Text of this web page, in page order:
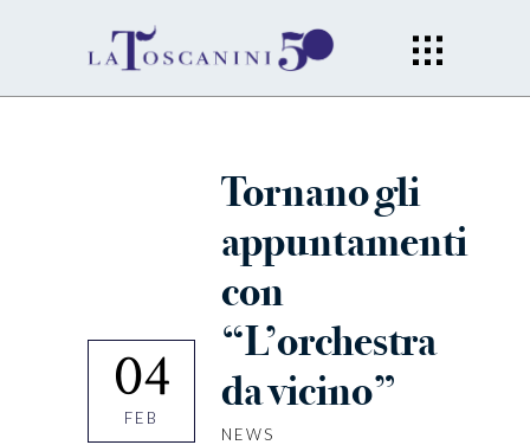
04
FEB
Tornano gli
appuntamenti
con
“L’orchestra
da vicino”
NEWS